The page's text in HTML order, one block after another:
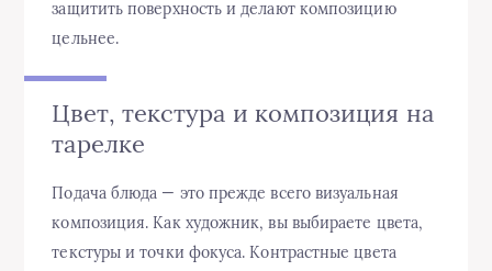
защитить поверхность и делают композицию
цельнее.
Цвет, текстура и композиция на
тарелке
Подача блюда — это прежде всего визуальная
композиция. Как художник, вы выбираете цвета,
текстуры и точки фокуса. Контрастные цвета